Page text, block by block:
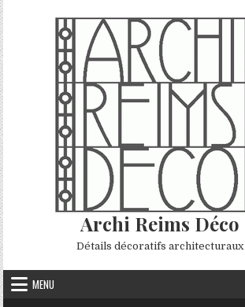
Skip to content
Archi Reims Déco
Détails décoratifs architecturaux
MENU